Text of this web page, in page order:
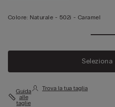
Colore: Naturale - 502i - Caramel
Guida
alle
taglie
Trova la tua taglia